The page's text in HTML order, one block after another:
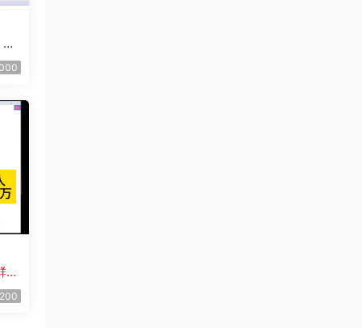
機
發
_